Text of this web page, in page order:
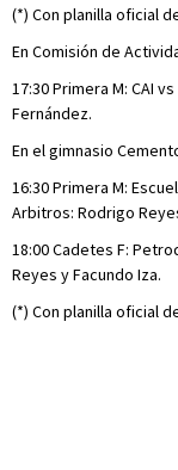
(*) Con planilla oficial
En Comisión de
17:30 Primera M: CAI
Fernández.
En el gimnasio
16:30 Primera M:
Arbitros: Rodrigo
18:00 Cadetes F:
Reyes y Facundo Iza.
(*) Con planilla oficial